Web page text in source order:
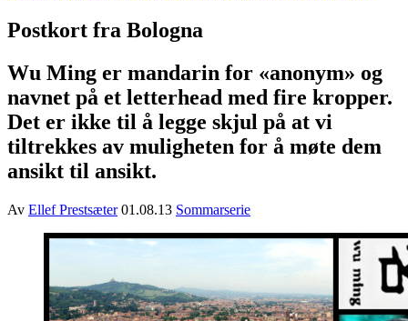
Postkort fra Bologna
Wu Ming er mandarin for «anonym» og
navnet på et letterhead med fire kropper.
Det er ikke til å legge skjul på at vi
tiltrekkes av muligheten for å møte dem
ansikt til ansikt.
Av Ellef Prestsæter 01.08.13 Sommarserie